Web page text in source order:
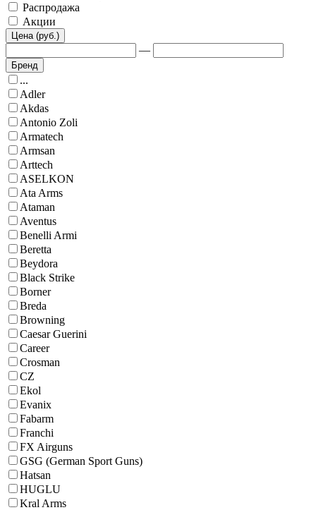
Распродажа
Акции
Цена (руб.)
—
Бренд
...
Adler
Akdas
Antonio Zoli
Armatech
Armsan
Arttech
ASELKON
Ata Arms
Ataman
Aventus
Benelli Armi
Beretta
Beydora
Black Strike
Borner
Breda
Browning
Caesar Guerini
Career
Crosman
CZ
Ekol
Evanix
Fabarm
Franchi
FX Airguns
GSG (German Sport Guns)
Hatsan
HUGLU
Kral Arms